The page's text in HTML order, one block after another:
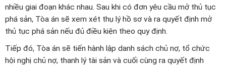
nhiều giai đoạn khác nhau. Sau khi có đơn yêu cầu mở thủ tục
phá sản, Tòa án sẽ xem xét thụ lý hồ sơ và ra quyết định mở
thủ tục phá sản nếu đủ điều kiện theo quy định.
Tiếp đó, Tòa án sẽ tiến hành lập danh sách chủ nợ, tổ chức
hội nghị chủ nợ, thanh lý tài sản và cuối cùng ra quyết định